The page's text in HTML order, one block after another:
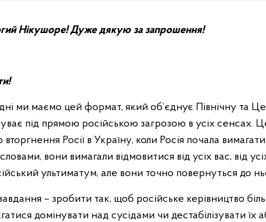
Нікушоре! Дуже дякую за запрошення!
ми маємо цей формат, який об’єднує Північну та
під прямою російською загрозою в усіх сенсах.
Росії в Україну, коли Росія почала
вони вимагали відмовитися від усіх вас, від
ультиматум, але вони точно повернуться до
– зробити так, щоб російське керівництво
домінувати над сусідами чи дестабілізувати їх